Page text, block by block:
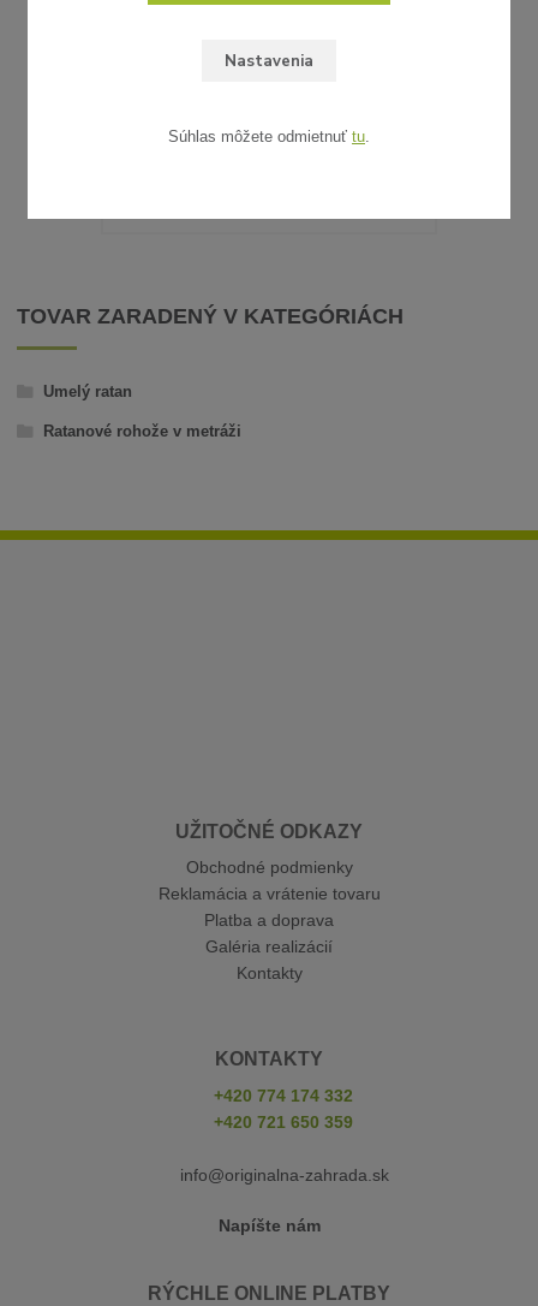
UMELÝ RATAN - VZORKA
bez DPH SKLADOM
TOVAR ZARADENÝ V KATEGÓRIÁCH
Umelý ratan
Ratanové rohože v metráži
UŽITOČNÉ ODKAZY
Obchodné podmienky
Reklamácia a vrátenie tovaru
Platba a doprava
Galéria realizácií
Kontakty
KONTAKTY
+420 774 174 332
+420 721 650 359
info@originalna-zahrada.sk
Napíšte nám
RÝCHLE ONLINE PLATBY
Nastavenia
Súhlas môžete odmietnuť tu.